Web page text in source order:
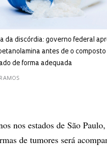
da discórdia: governo federal
antes de o
de forma adequada
nos estados de São
de tumores será